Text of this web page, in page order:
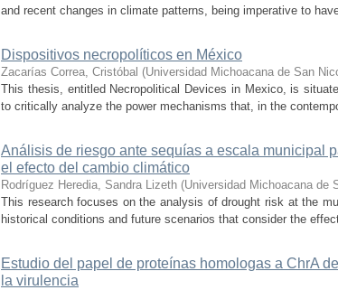
and recent changes in climate patterns, being imperative to
Dispositivos necropolíticos en México
Zacarías Correa, Cristóbal (Universidad Michoacana de San
This thesis, entitled Necropolitical Devices in Mexico, is
to critically analyze the power mechanisms that, in the
Análisis de riesgo ante sequías a escala municipal
el efecto del cambio climático
Rodríguez Heredia, Sandra Lizeth (Universidad Michoacana de
This research focuses on the analysis of drought risk at the
historical conditions and future scenarios that consider the
Estudio del papel de proteínas homologas a ChrA
la virulencia